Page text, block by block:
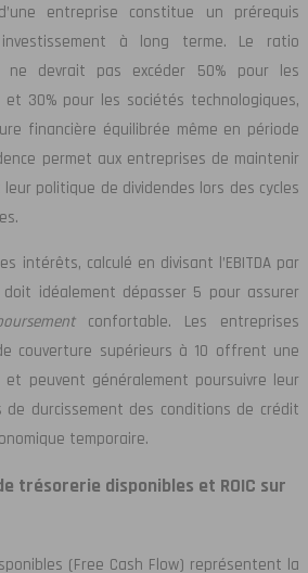
entreprise constitue un prérequis
à long terme. Le ratio
ne devrait pas excéder 50% pour les
30% pour les sociétés technologiques,
financière équilibrée même en période
permet aux entreprises de maintenir
politique de dividendes lors des cycles
intérêts, calculé en divisant l’EBITDA par
idéalement dépasser 5 pour assurer
confortable. Les entreprises
couverture supérieurs à 10 offrent une
et peuvent généralement poursuivre leur
de durcissement des conditions de crédit
temporaire.
trésorerie disponibles et ROIC sur
(Free Cash Flow) représentent la